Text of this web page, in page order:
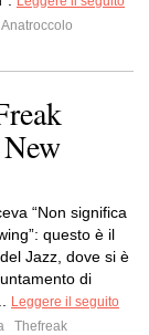
Anatroccolo
“Non significa
questo è il
Jazz, dove si è
di
Leggere il seguito
Thefreak